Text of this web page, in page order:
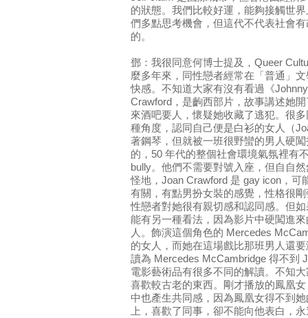
的狀態。我們比較好運，能夠接觸世
們多點思考機會，但這代不代表社會
的。
鄧：我很同意何博士提及，Queer
麼多年來，同性戀者經常在「普通」
快感。不知道大家有沒有看過《
Crawford，是齣西部片，故事講述她
來酒吧要人，懷疑她收藏了逃犯。很
種角度，認同自己便是白衫的女人（
著鋼琴，但就被一班很野蠻的男人硬
的，50 年代的整個社會環境氣氛裡有
bully。他們不需要對號入座，但自自
怪地，Joan Crawford 是 gay icon，可
有關，有點男扮女裝的感覺，性格很
性戀者對她很有親切感和認同感。但
能有另一種看法，因為影片中硬闖進
人。飾演這個角色的 Mercedes
的女人，而她在這場戲比那班男人還
讀為 Mercedes McCambridge 得不到
電影藝術品有很多不同的解讀。不知
喜歡較古老的東西。剛才播放的鳳凰
中也產生共同感，因為鳳凰女得不到
上，喜歡了同事，卻不能向他表白，